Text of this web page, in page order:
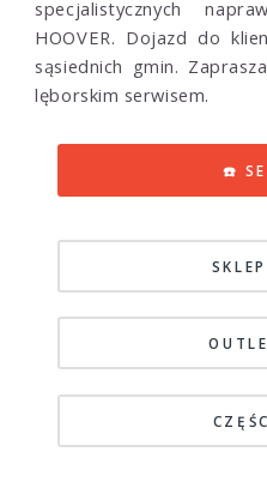
specjalistycznych
HOOVER. Dojazd do
sąsiednich gmin.
lęborskim serwisem.
☎️